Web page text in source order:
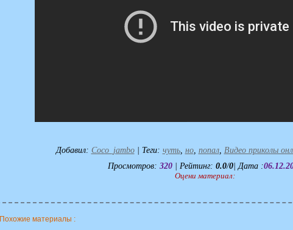
Добавил: Coco_jambo| Теги: чуть, но, попал, Видео приколы
Просмотров: 320| Рейтинг: 0.0/0| Дата :
Оцени материал:
Похожие материалы :